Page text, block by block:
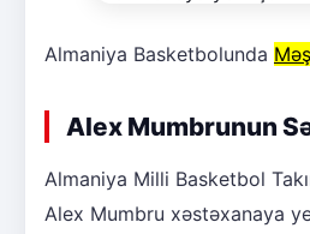
Almaniya Basketbolunda
Alex Mumbrunun
Almaniya Milli Basketbol
Alex Mumbru xəstəxanaya